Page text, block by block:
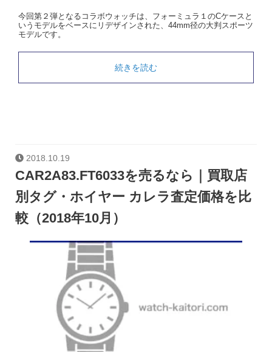
今回第２弾となるコラボウォッチは、フォーミュラ１のCケースと
いうモデルをベースにリデザインされた、44mm径の大判スポーツ
モデルです。
続きを読む
2018.10.19
CAR2A83.FT6033を売るなら｜買取店
別タグ・ホイヤー カレラ査定価格を比
較（2018年10月）